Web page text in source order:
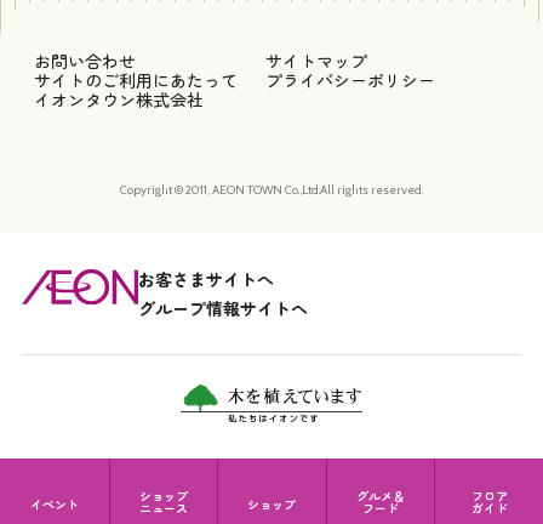
イベント ショップ
ニュース ショップ グルメ＆
フード
フロア
ガイド
お問い合わせ
サイトマップ
サイトのご利用にあたって
プライバシーポリシー
イオンタウン株式会社
Copyright © 2011, AEON TOWN Co.,Ltd.All rights reserved.
お客さまサイトへ
グループ情報サイトへ